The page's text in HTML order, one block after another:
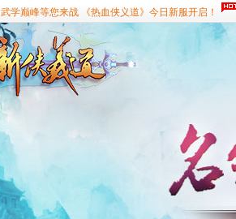
武学巅峰等您来战 《热血侠义道》今日新服开启！